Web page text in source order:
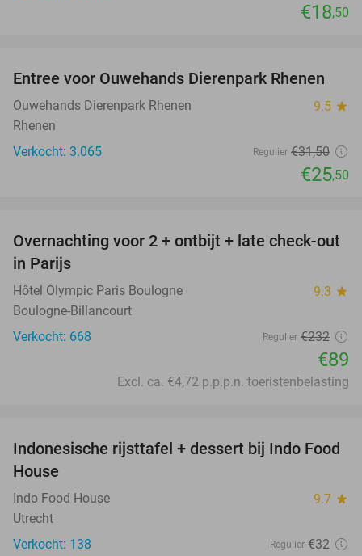
€18,50
19%
Entree voor Ouwehands Dierenpark Rhenen
Ouwehands Dierenpark Rhenen 9.5 star
Rhenen
Verkocht: 3.065
Regulier €31,50
€25,50
62%
Overnachting voor 2 + ontbijt + late check-out
in Parijs
Hôtel Olympic Paris Boulogne 9.3 star
Boulogne-Billancourt
Verkocht: 668
Regulier €232
€89
Excl. ca. €4,72 p.p.p.n. toeristenbelasting
38%
Indonesische rijsttafel + dessert bij Indo Food
House
Indo Food House 9.7 star
Utrecht
Verkocht: 138
Regulier €32